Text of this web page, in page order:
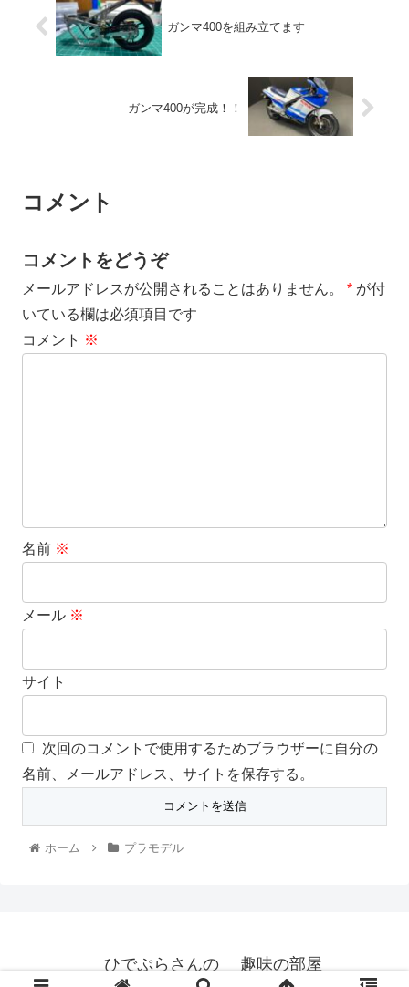
ガンマ400を組み立てます
ガンマ400が完成！！
コメント
コメントをどうぞ
メールアドレスが公開されることはありません。 * が付
いている欄は必須項目です
コメント ※
名前 ※
メール ※
サイト
次回のコメントで使用するためブラウザーに自分の
名前、メールアドレス、サイトを保存する。
ホーム プラモデル
ひでぷらさんの 趣味の部屋